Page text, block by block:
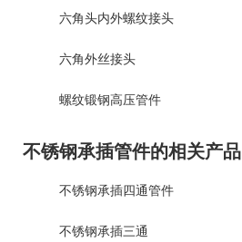
六角头内外螺纹接头
六角外丝接头
螺纹锻钢高压管件
不锈钢承插管件的相关产品
不锈钢承插四通管件
不锈钢承插三通